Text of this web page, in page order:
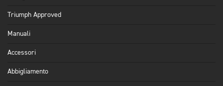
Triumph Approved
Manuali
Accessori
Abbigliamento